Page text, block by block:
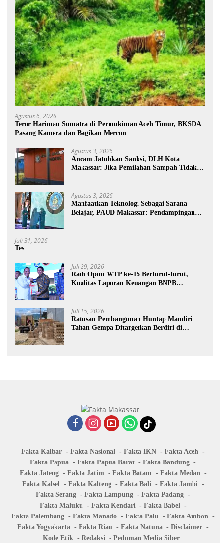
Agustus 6, 2026
Teror Harimau Sumatra di Permukiman Aceh Timur, BKSDA
Pasang Kamera dan Bagikan Mercon
Agustus 3, 2026
Ancam Jatuhkan Sanksi, DLH Kota
Makassar: Jika Pemilahan Sampah Tidak
Agustus 3, 2026
Manfaatkan Teknologi Sebagai Sarana
Belajar, PAUD Makassar: Pendampingan
Juli 31, 2026
Tes
Juli 29, 2026
Raih Opini WTP ke-15 Berturut-turut,
Kualitas Laporan Keuangan BNPB
Juli 15, 2026
Ratusan Pembangunan Huntap Mandiri
Tahan Gempa Ditargetkan Berdiri di
Fakta Kalbar Fakta Nasional Fakta IKN
Fakta Aceh
Fakta Papua
Fakta Papua Barat
Fakta Bandung
Fakta Jateng
Fakta Jatim Fakta Batam
Fakta Medan
Fakta Kalsel
Fakta Kalteng Fakta Bali
Fakta Jambi
Fakta Serang
Fakta Lampung
Fakta Padang
Fakta Maluku
Fakta Kendari
Fakta Babel
Fakta Palembang
Fakta Manado Fakta Palu
Fakta Ambon
Fakta Yogyakarta
Fakta Riau Fakta Natuna
Disclaimer
Kode Etik
Redaksi Pedoman Media Siber